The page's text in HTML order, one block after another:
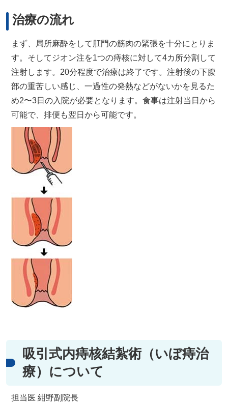
治療の流れ
まず、局所麻酔をして肛門の筋肉の緊張を十分にとりま
す。そしてジオン注を1つの痔核に対して4カ所分割して
注射します。20分程度で治療は終了です。注射後の下腹
部の重苦しい感じ、一過性の発熱などがないかを見るた
め2〜3日の入院が必要となります。食事は注射当日から
可能で、排便も翌日から可能です。
吸引式内痔核結紮術（いぼ痔治
療）について
担当医 紺野副院長